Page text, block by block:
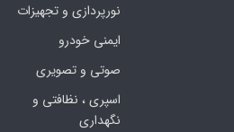
نورپردازی و تجهیزات
ایمنی خودرو
صوتی و تصویری
اسپری ، نظافتی و
نگهداری